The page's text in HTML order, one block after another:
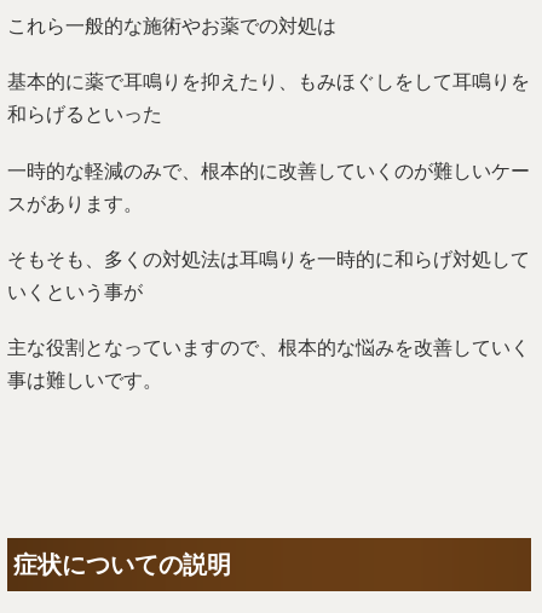
これら一般的な施術やお薬での対処は
基本的に薬で耳鳴りを抑えたり、もみほぐしをして耳鳴りを
和らげるといった
一時的な軽減のみで、根本的に改善していくのが難しいケー
スがあります。
そもそも、多くの対処法は耳鳴りを一時的に和らげ対処して
いくという事が
主な役割となっていますので、根本的な悩みを改善していく
事は難しいです。
症状についての説明